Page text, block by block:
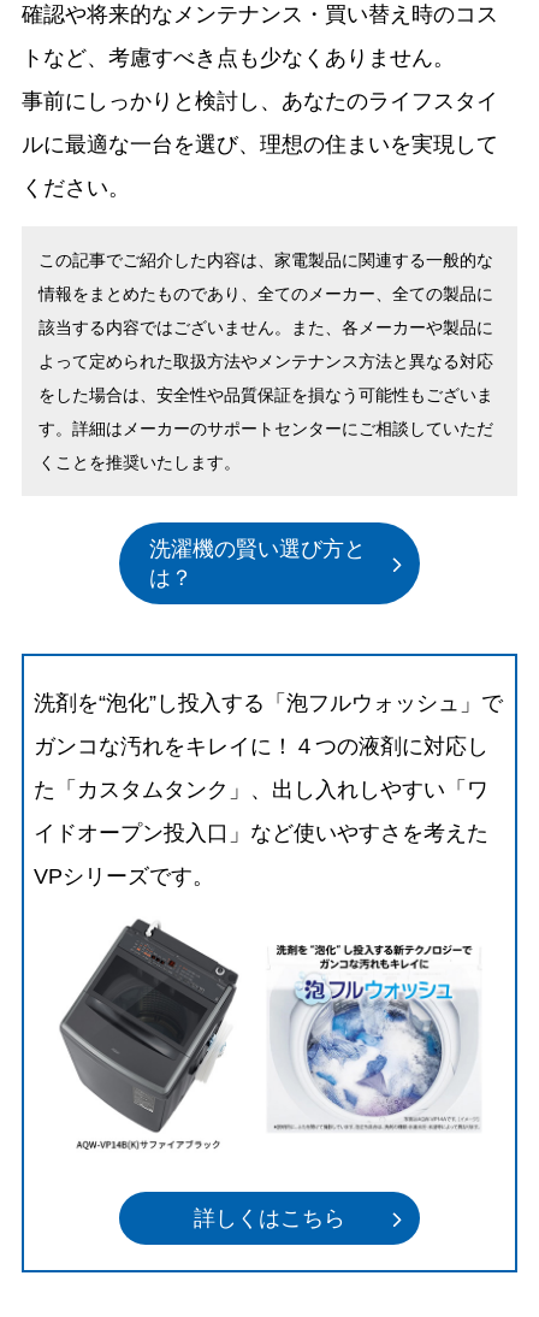
確認や将来的なメンテナンス・買い替え時のコス
トなど、考慮すべき点も少なくありません。
事前にしっかりと検討し、あなたのライフスタイ
ルに最適な一台を選び、理想の住まいを実現して
ください。
この記事でご紹介した内容は、家電製品に関連する一般的な
情報をまとめたものであり、全てのメーカー、全ての製品に
該当する内容ではございません。また、各メーカーや製品に
よって定められた取扱方法やメンテナンス方法と異なる対応
をした場合は、安全性や品質保証を損なう可能性もございま
す。詳細はメーカーのサポートセンターにご相談していただ
くことを推奨いたします。
洗濯機の賢い選び方と
は？
洗剤を“泡化”し投入する「泡フルウォッシュ」で
ガンコな汚れをキレイに！４つの液剤に対応し
た「カスタムタンク」、出し入れしやすい「ワ
イドオープン投入口」など使いやすさを考えた
VPシリーズです。
詳しくはこちら